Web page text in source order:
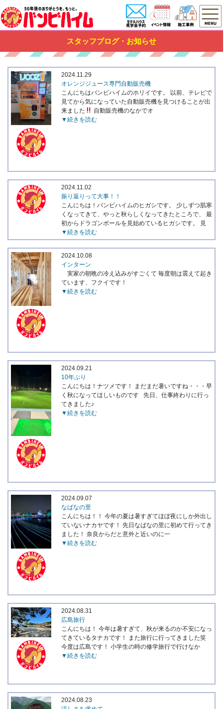
スタッフブログ・お知らせ
2024.11.29
オレンジジュース専門自動販売機
こんにちはバンビハイムのホリイです。 以前、テレビで
見てから気になっていた自動販売機を見つけることが出
来ました
自動販売機のなかでオ
▼続きを読む
2024.11.02
振り返りって大事！！
こんにちは！バンビハイムのヒガシです。 少しずつ肌寒
くなってきて、やっと秋らしくなってきたところで、 最
初からドラゴンボールを見始めているヒガシです。 見
▼続きを読む
2024.10.08
インターン
実家の朝晩の冷え込みがすごくて 毎度朝は震えて起き
ています、フクイです！
▼続きを読む
2024.09.21
10年ぶり
こんにちは！ナツメです！ まだまだ暑いですね・・・早
く秋になってほしいものです 先日、仕事終わりに行っ
てきました♪
▼続きを読む
2024.09.07
なばなの里
こんにちは！！ 今年の夏は暑すぎてほぼ夜にしか外出し
ていないナカヤです！ 先日なばなの里に初めて行ってき
ました！ 奈良からだと意外と近いのに一
▼続きを読む
2024.08.31
広島旅行
こんにちは！ 今年は暑すぎて、秋が来るのか不安になっ
てきているタナカです！ また旅行に行ってきました笑
今度は広島です！ 小学生の時の修学旅行で行けなか
▼続きを読む
2024.08.23